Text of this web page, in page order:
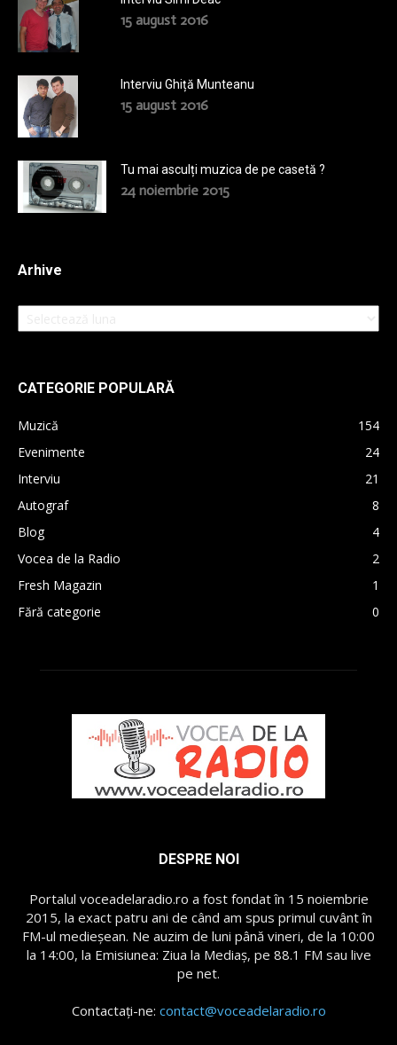
15 august 2016
Interviu Ghiță Munteanu
15 august 2016
Tu mai asculți muzica de pe casetă ?
24 noiembrie 2015
Arhive
Arhive
CATEGORIE POPULARĂ
Muzică
154
Evenimente
24
Interviu
21
Autograf
8
Blog
4
Vocea de la Radio
2
Fresh Magazin
1
Fără categorie
0
DESPRE NOI
Portalul voceadelaradio.ro a fost fondat în 15 noiembrie
2015, la exact patru ani de când am spus primul cuvânt în
FM-ul medieșean. Ne auzim de luni până vineri, de la 10:00
la 14:00, la Emisiunea: Ziua la Mediaș, pe 88.1 FM sau live
pe net.
Contactați-ne: contact@voceadelaradio.ro